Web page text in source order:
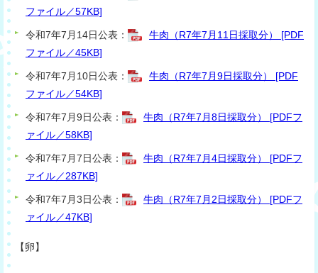
ファイル／57KB]
令和7年7月14日公表：
牛肉（R7年7月11日採取分） [PDF
ファイル／45KB]
令和7年7月10日公表：
牛肉（R7年7月9日採取分） [PDF
ファイル／54KB]
令和7年7月9日公表：
牛肉（R7年7月8日採取分） [PDFフ
ァイル／58KB]
令和7年7月7日公表：
牛肉（R7年7月4日採取分） [PDFフ
ァイル／287KB]
令和7年7月3日公表：
牛肉（R7年7月2日採取分） [PDFフ
ァイル／47KB]
【卵】